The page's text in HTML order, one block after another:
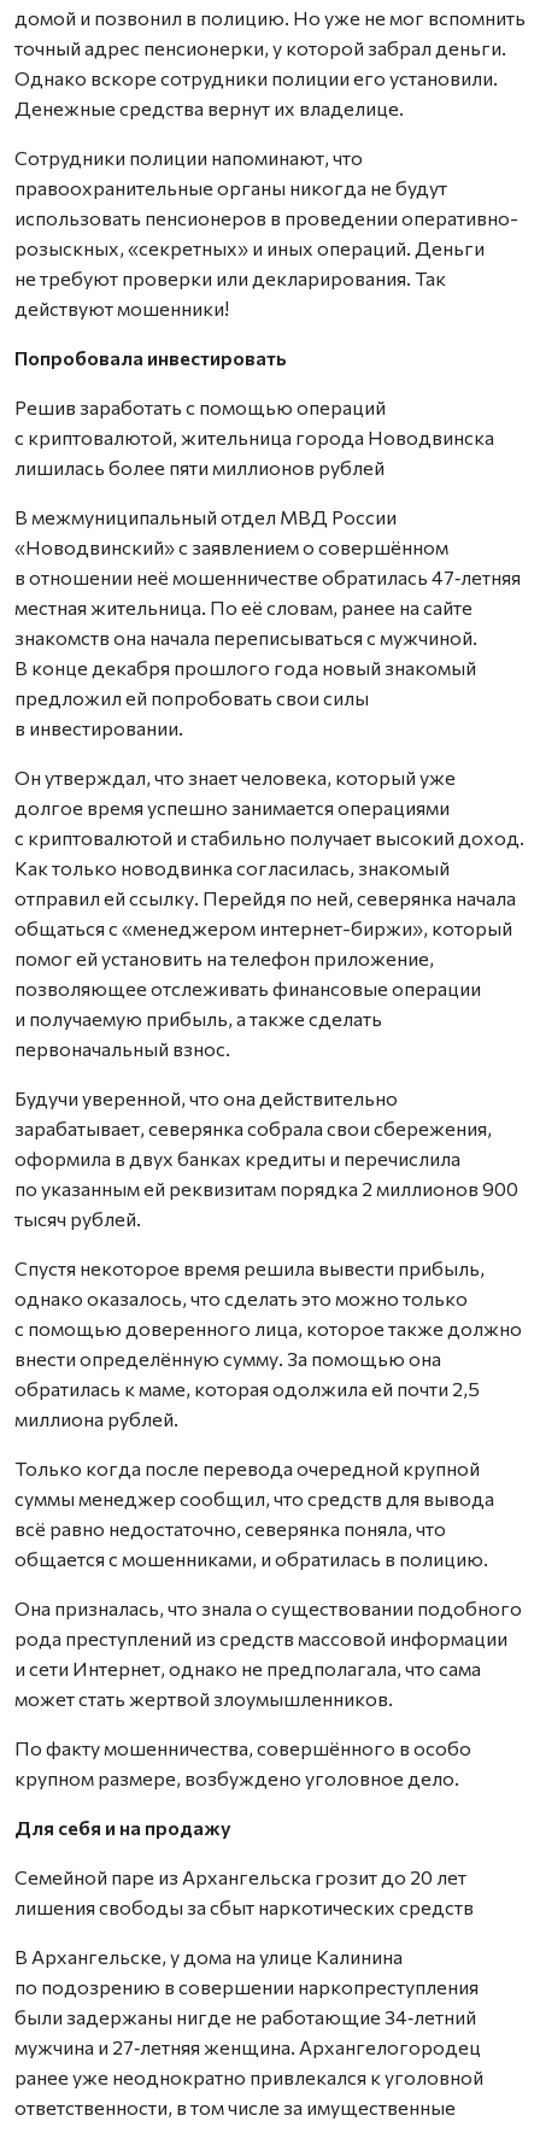
домой и позвонил в полицию. Но уже не мог вспомнить
точный адрес пенсионерки, у которой забрал деньги.
Однако вскоре сотрудники полиции его установили.
Денежные средства вернут их владелице.
Сотрудники полиции напоминают, что
правоохранительные органы никогда не будут
использовать пенсионеров в проведении оперативно-
розыскных, «секретных» и иных операций. Деньги
не требуют проверки или декларирования. Так
действуют мошенники!
Попробовала инвестировать
Решив заработать с помощью операций
с криптовалютой, жительница города Новодвинска
лишилась более пяти миллионов рублей
В межмуниципальный отдел МВД России
«Новодвинский» с заявлением о совершённом
в отношении неё мошенничестве обратилась 47‑летняя
местная жительница. По её словам, ранее на сайте
знакомств она начала переписываться с мужчиной.
В конце декабря прош­лого года новый знакомый
предложил ей попробовать свои силы
в инвестировании.
Он утверждал, что знает человека, который уже
долгое время успешно занимается операциями
с криптовалютой и стабильно получает высокий доход.
Как только новодвинка согласилась, знакомый
отправил ей ссылку. Перейдя по ней, северянка начала
общаться с «менед­жером интернет-биржи», который
помог ей установить на телефон приложение,
позволяющее отслеживать финансовые операции
и получаемую прибыль, а также сделать
первоначальный взнос.
Будучи уверенной, что она действительно
зарабатывает, северянка собрала свои сбережения,
оформила в двух банках кредиты и перечислила
по указанным ей реквизитам порядка 2 миллионов 900
тысяч рублей.
Спустя некоторое время решила вывести прибыль,
однако оказалось, что сделать это можно только
с помощью доверенного лица, которое также должно
внести определённую сумму. За помощью она
обратилась к маме, которая одолжила ей почти 2,5
миллиона рублей.
Только когда после перевода очередной крупной
суммы менеджер сообщил, что средств для вывода
всё равно недостаточно, северянка поняла, что
общается с мошенниками, и обратилась в полицию.
Она призналась, что знала о существовании подобного
рода преступлений из средств массовой информации
и сети Интернет, однако не предполагала, что сама
может стать жертвой злоумышленников.
По факту мошенничества, совершённого в особо
крупном размере, возбуждено уголовное дело.
Для себя и на продажу
Семейной паре из Архангельска грозит до 20 лет
лишения свободы за сбыт наркотических средств
В Архангельске, у дома на улице Калинина
по подозрению в совершении наркопреступления
были задержаны нигде не работающие 34‑летний
мужчина и 27‑летняя женщина. Архангелогородец
ранее уже неоднократно привлекался к уголовной
ответственности, в том числе за имущественные